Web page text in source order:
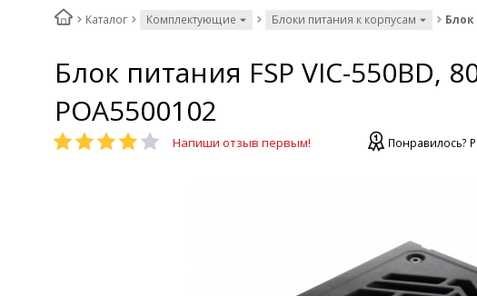
Каталог Комплектующие Блоки питания к корпусам Блок
Блок питания FSP VIC-550BD,
POA5500102
Напиши отзыв первым! Понравилось?